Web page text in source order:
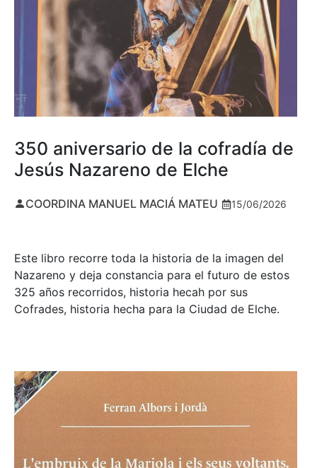
350 aniversario de la cofradía de
Jesús Nazareno de Elche
COORDINA MANUEL MACIÁ MATEU 15/06/2026
Este libro recorre toda la historia de la imagen del
Nazareno y deja constancia para el futuro de estos
325 años recorridos, historia hecah por sus
Cofrades, historia hecha para la Ciudad de Elche.